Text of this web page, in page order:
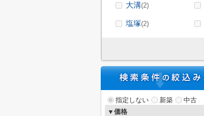
大溝(2)
塩塚(2)
指定しない 新築
中古
▼価格